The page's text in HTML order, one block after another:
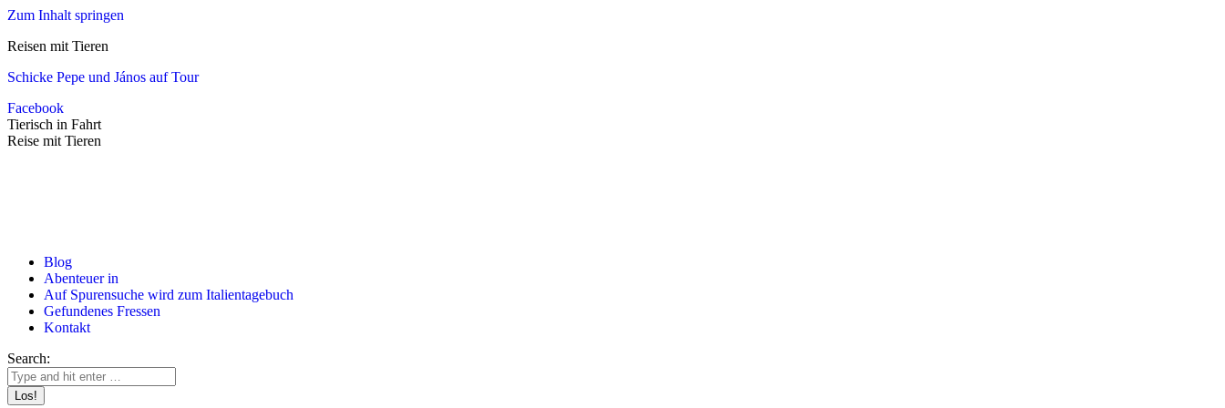
Zum Inhalt springen
Reisen mit Tieren
Schicke Pepe und János auf Tour
Facebook
Tierisch in Fahrt
Reise mit Tieren
Blog
Abenteuer in
Auf Spurensuche wird zum Italientagebuch
Gefundenes Fressen
Kontakt
Search: